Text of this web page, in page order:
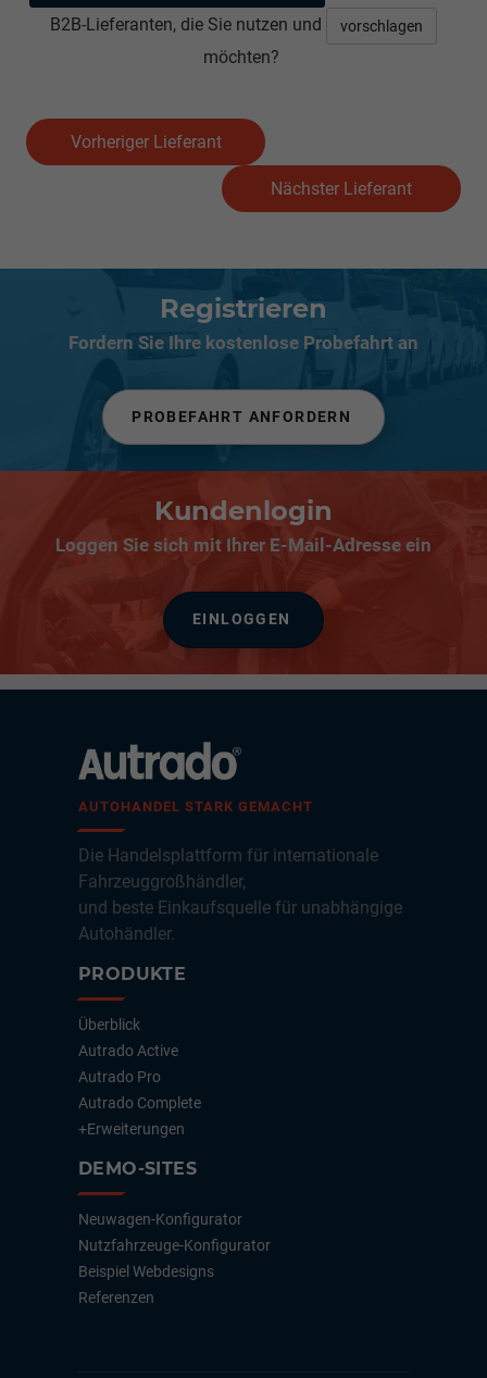
B2B-Lieferanten, die Sie nutzen und
vorschlagen
möchten?
Vorheriger Lieferant
Nächster Lieferant
Registrieren
Fordern Sie Ihre kostenlose Probefahrt an
PROBEFAHRT ANFORDERN
Kundenlogin
Loggen Sie sich mit Ihrer E-Mail-Adresse ein
EINLOGGEN
AUTOHANDEL STARK GEMACHT
Die Handelsplattform für internationale
Fahrzeuggroßhändler,
und beste Einkaufsquelle für unabhängige
Autohändler.
PRODUKTE
Überblick
Autrado Active
Autrado Pro
Autrado Complete
+Erweiterungen
DEMO-SITES
Neuwagen-Konfigurator
Nutzfahrzeuge-Konfigurator
Beispiel Webdesigns
Referenzen